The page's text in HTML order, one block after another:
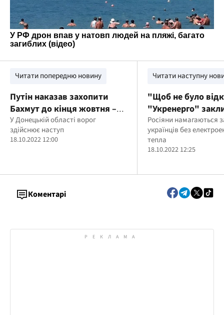
Читати попередню новину
Путін наказав захопити
Бахмут до кінця жовтня –
Маляр
У Донецькій області ворог
здійснює наступ
18.10.2022 12:00
Читати наступну
"Щоб не було
"Укренерго"
економити
після ранкових
Росіяни намагаються
українців без
тепла
18.10.2022 12:25
Коментарі